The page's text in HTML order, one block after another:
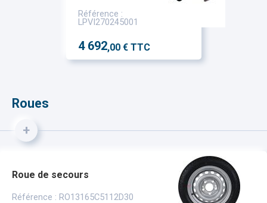
Référence :
LPVI270245001
4 692,00 € TTC
Roues
+
Roue de secours
Référence : RO13165C5112D30